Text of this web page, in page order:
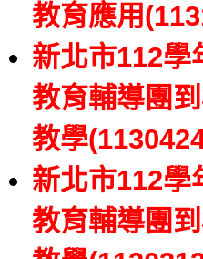
教育應用
新北市112學
教育輔導團
教學
新北市112學
教育輔導團